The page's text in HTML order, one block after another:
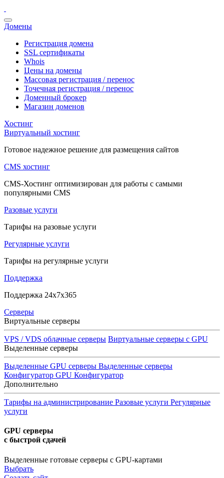
Домены
Регистрация домена
SSL сертификаты
Whois
Цены на домены
Массовая регистрация / перенос
Точечная регистрация / перенос
Доменный брокер
Магазин доменов
Хостинг
Виртуальный хостинг
Готовое надежное решение для размещения сайтов
CMS хостинг
CMS-Хостинг оптимизирован для работы с самыми
популярными CMS
Разовые услуги
Тарифы на разовые услуги
Регулярные услуги
Тарифы на регулярные услуги
Поддержка
Поддержка 24x7x365
Серверы
Виртуальные серверы
VPS / VDS облачные серверы Виртуальные серверы с GPU
Выделенные серверы
Выделенные GPU серверы Выделенные серверы
Конфигуратор GPU Конфигуратор
Дополнительно
Тарифы на администрирование Разовые услуги Регулярные
услуги
GPU серверы
с быстрой сдачей
Выделенные готовые серверы с GPU-картами
Выбрать